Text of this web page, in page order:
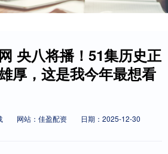
央八将播！51集历史正
厚，这是我今年最想看
网站：佳盈配资
日期：2025-12-30